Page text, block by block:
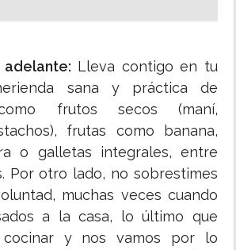
Lleva contigo en tu
sana y práctica de
frutos secos (maní,
frutas como banana,
o galletas integrales, entre
Por otro lado, no sobrestimes
muchas veces cuando
a la casa, lo último que
cocinar y nos vamos por lo